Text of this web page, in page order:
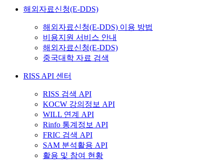
해외자료신청(E-DDS)
해외자료신청(E-DDS) 이용 방법
비용지원 서비스 안내
해외자료신청(E-DDS)
중국대학 자료 검색
RISS API 센터
RISS 검색 API
KOCW 강의정보 API
WILL 연계 API
Rinfo 통계정보 API
FRIC 검색 API
SAM 분석활용 API
활용 및 참여 현황